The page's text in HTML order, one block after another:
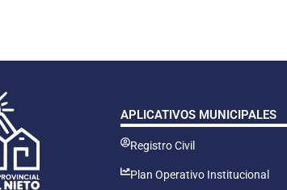
APLICATIVOS MUNICIPALES
Registro Civil
Plan Operativo Institucional